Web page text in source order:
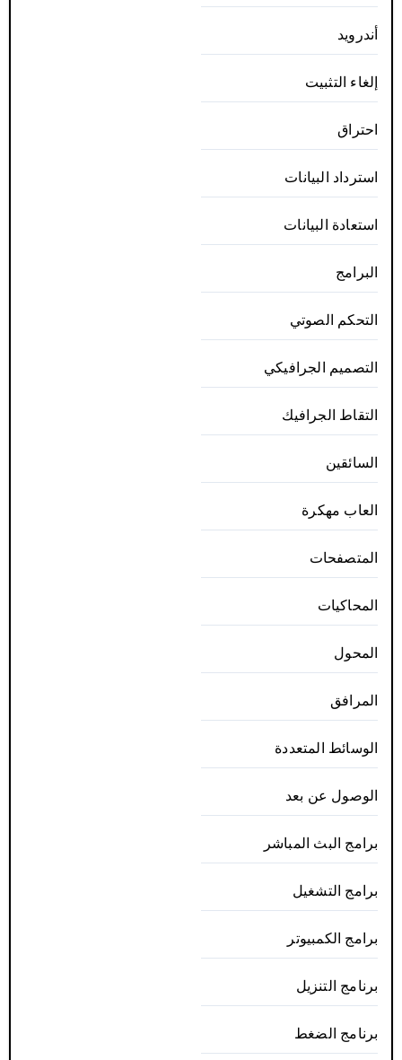
أندرويد
إلغاء التثبيت
احتراق
استرداد البيانات
استعادة البيانات
البرامج
التحكم الصوتي
التصميم الجرافيكي
التقاط الجرافيك
السائقين
العاب مهكرة
المتصفحات
المحاكيات
المحول
المرافق
الوسائط المتعددة
الوصول عن بعد
برامج البث المباشر
برامج التشغيل
برامج الكمبيوتر
برنامج التنزيل
برنامج الضغط